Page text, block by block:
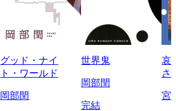
グッド・ナイ
ト・ワールド
岡部閏
世界鬼
岡部閏
完結
哀
さ
宮